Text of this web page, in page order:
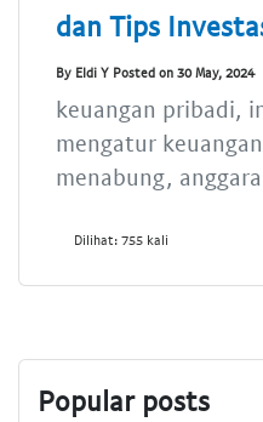
dan Tips
By Eldi Y Posted on 30 May, 2024
keuangan pribadi,
mengatur
menabung,
Dilihat: 755 kali
Popular posts